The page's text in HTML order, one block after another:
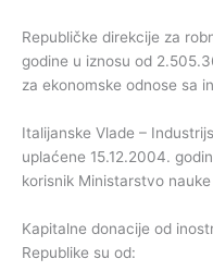
Republičke direkcije za
godine u iznosu od
za ekonomske odnose sa
Italijanske Vlade –
uplaćene 15.12.2004.
korisnik Ministarstvo
Kapitalne donacije od
Republike su od: